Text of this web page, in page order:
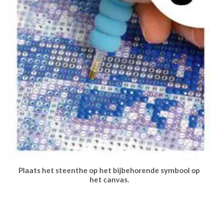
Plaats het steenthe op het bijbehorende symbool op
het canvas.